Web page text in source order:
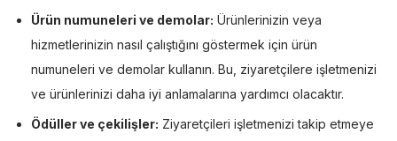
Ürün numuneleri ve demolar: Ürünlerinizin veya
hizmetlerinizin nasıl çalıştığını göstermek için ürün
numuneleri ve demolar kullanın. Bu, ziyaretçilere işletmenizi
ve ürünlerinizi daha iyi anlamalarına yardımcı olacaktır.
Ödüller ve çekilişler: Ziyaretçileri işletmenizi takip etmeye